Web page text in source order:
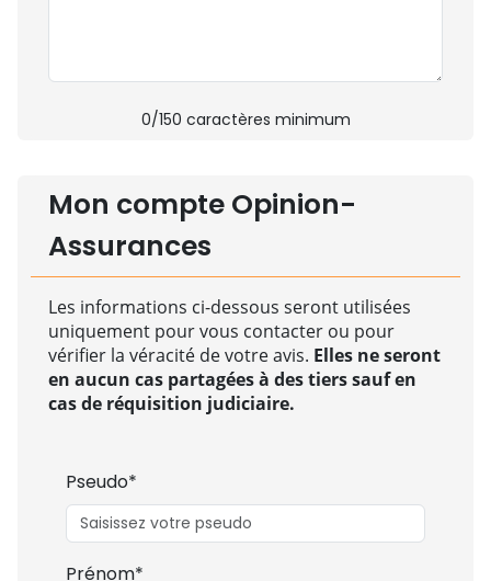
0/150 caractères minimum
Mon compte Opinion-
Assurances
Les informations ci-dessous seront utilisées
uniquement pour vous contacter ou pour
vérifier la véracité de votre avis. Elles ne seront
en aucun cas partagées à des tiers sauf en
cas de réquisition judiciaire.
Pseudo*
Prénom*